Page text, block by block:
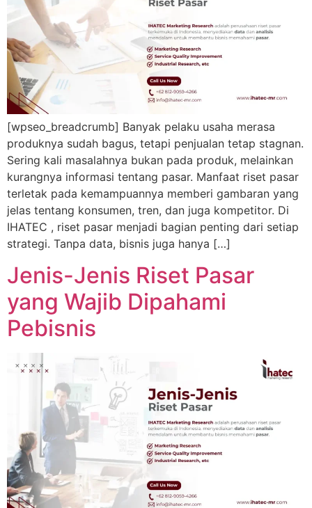
[wpseo_breadcrumb] Banyak pelaku usaha merasa
produknya sudah bagus, tetapi penjualan tetap stagnan.
Sering kali masalahnya bukan pada produk, melainkan
kurangnya informasi tentang pasar. Manfaat riset pasar
terletak pada kemampuannya memberi gambaran yang
jelas tentang konsumen, tren, dan juga kompetitor. Di
IHATEC , riset pasar menjadi bagian penting dari setiap
strategi. Tanpa data, bisnis juga hanya […]
Jenis-Jenis Riset Pasar
yang Wajib Dipahami
Pebisnis